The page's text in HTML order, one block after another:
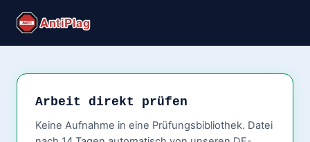
Arbeit direkt prüfen
Keine Aufnahme in eine Prüfungsbibliothek. Datei